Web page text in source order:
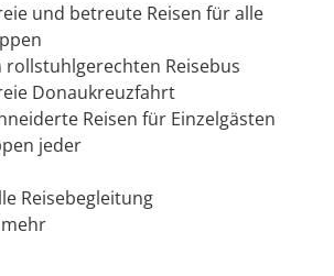
und betreute Reisen für alle
rollstuhlgerechten Reisebus
Donaukreuzfahrt
Reisen für Einzelgästen
jeder
Reisebegleitung